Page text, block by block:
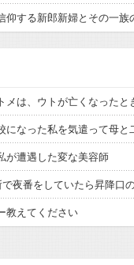
が遭遇した変な美容師
教えてください